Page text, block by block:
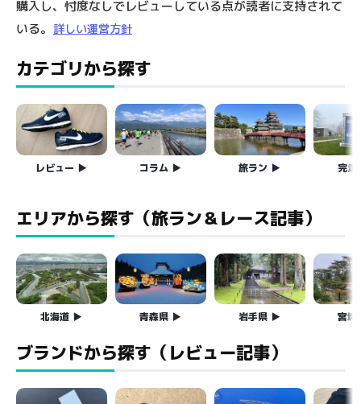
購入し、忖度なしでレビューしている点が読者に支持されて
いる。 詳しい運営方針
カテゴリから探す
レビュー コラム 旅ラン 完走
エリアから探す（旅ラン＆レース記事）
北海道 青森県 岩手県 宮城
ブランドから探す（レビュー記事）